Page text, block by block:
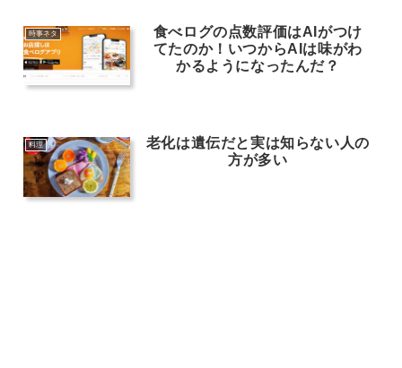
時事ネタ
食べログの点数評価はAIがつけ
てたのか！いつからAIは味がわ
かるようになったんだ？
料理
老化は遺伝だと実は知らない人の
方が多い